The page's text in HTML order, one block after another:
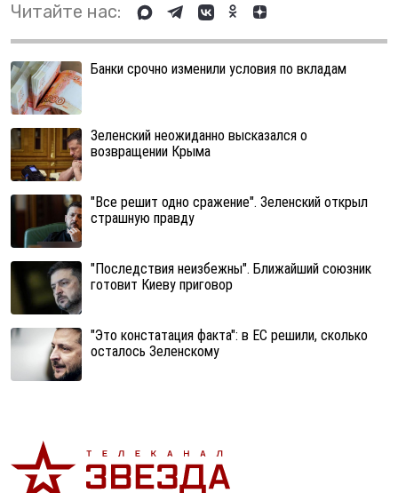
Читайте нас:
Банки срочно изменили условия по вкладам
Зеленский неожиданно высказался о
возвращении Крыма
"Все решит одно сражение". Зеленский открыл
страшную правду
"Последствия неизбежны". Ближайший союзник
готовит Киеву приговор
"Это констатация факта": в ЕС решили, сколько
осталось Зеленскому